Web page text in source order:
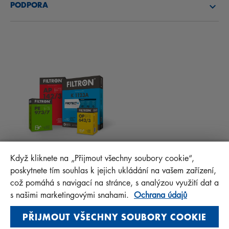
PODPORA
FAQ
MANN+HUMMEL FT Poland
Sp. z o. o. Sp. k.
ul. Wrocławska 145, 63-800 GOSTYŃ, POLAND
Privacy Statement
Imprint
Když kliknete na „Přijmout všechny soubory cookie“,
poskytnete tím souhlas k jejich ukládání na vašem zařízení,
což pomáhá s navigací na stránce, s analýzou využití dat a
s našimi marketingovými snahami. Ochrana údajů
PŘIJMOUT VŠECHNY SOUBORY COOKIE